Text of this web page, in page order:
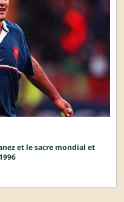
et le sacre mondial et